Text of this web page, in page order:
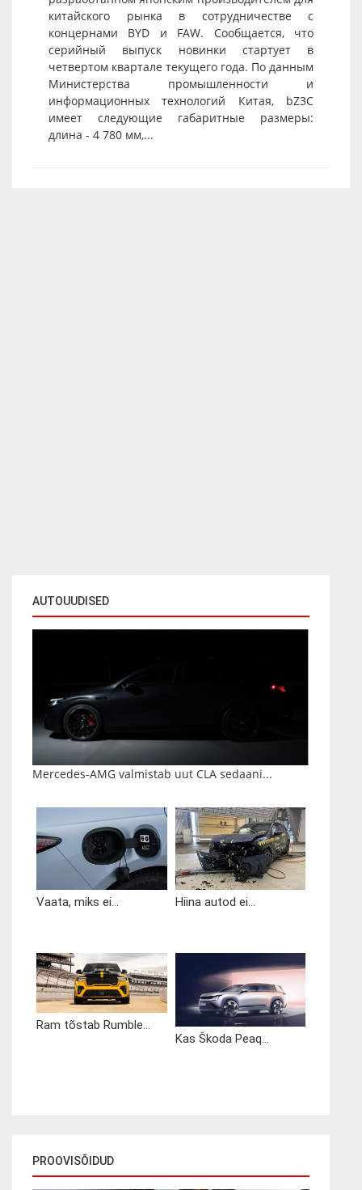
AUTOUUDISED
Mercedes-AMG valmistab uut CLA sedaani...
Vaata, miks ei... Hiina autod ei...
Ram tõstab Rumble...
Kas Škoda Peaq...
PROOVISÕIDUD
китайского рынка в сотрудничестве с
концернами BYD и FAW. Сообщается, что
серийный выпуск новинки стартует в
четвертом квартале текущего года. По данным
Министерства промышленности и
информационных технологий Китая, bZ3C
имеет следующие габаритные размеры:
длина - 4 780 мм,...